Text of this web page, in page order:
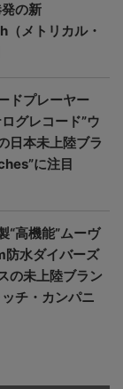
の新
メトリカル・
ドプレーヤー
ログレコード”ウ
日本未上陸ブラ
に注目
“高機能”ムーヴ
防水ダイバーズ
の未上陸ブラン
チ・カンパニ